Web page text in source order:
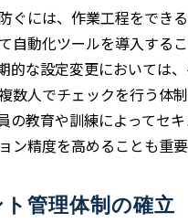
ぐには、作業工程をでき
自動化ツールを導入する
的な設定変更においては
数人でチェックを行う体
の教育や訓練によってセ
ン精度を高めることも重要
管理体制の確立